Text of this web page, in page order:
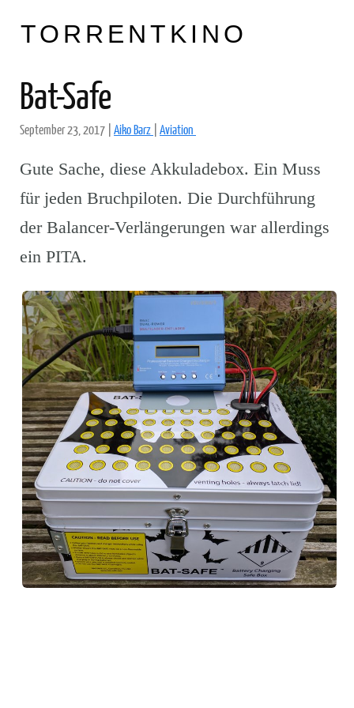
TORRENTKINO
Bat-Safe
September 23, 2017 Aiko Barz Aviation
Gute Sache, diese Akkuladebox. Ein Muss
für jeden Bruchpiloten. Die Durchführung
der Balancer-Verlängerungen war allerdings
ein PITA.